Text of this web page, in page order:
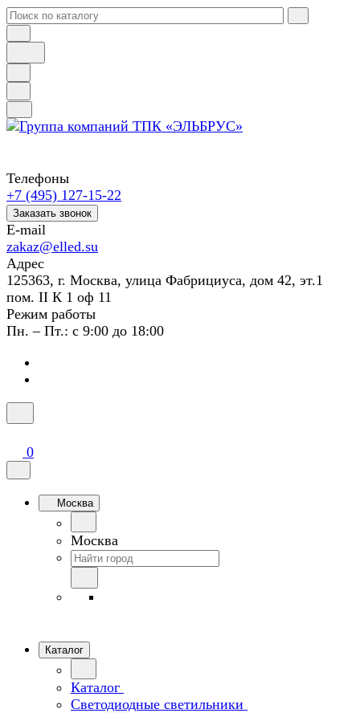
Телефоны
+7 (495) 127-15-22
Заказать звонок
E-mail
zakaz@elled.su
Адрес
125363, г. Москва, улица Фабрициуса, дом 42, эт.1
пом. II К 1 оф 11
Режим работы
Пн. – Пт.: с 9:00 до 18:00
0
Москва
Москва
Каталог
Каталог
Светодиодные светильники